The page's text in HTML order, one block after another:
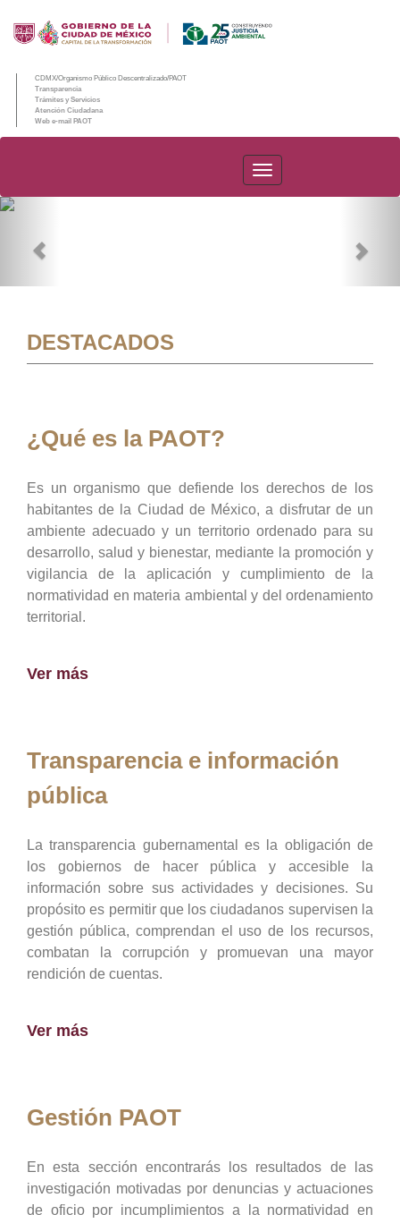
CDMX/Organismo Público Descentralizado/PAOT
Transparencia
Trámites y Servicios
Atención Ciudadana
Web e-mail PAOT
PAOT
DESTACADOS
¿Qué es la PAOT?
Es un organismo que defiende los derechos de los
habitantes de la Ciudad de México, a disfrutar de un
ambiente adecuado y un territorio ordenado para su
desarrollo, salud y bienestar, mediante la promoción y
vigilancia de la aplicación y cumplimiento de la
normatividad en materia ambiental y del ordenamiento
territorial.
Ver más
Transparencia e información
pública
La transparencia gubernamental es la obligación de
los gobiernos de hacer pública y accesible la
información sobre sus actividades y decisiones. Su
propósito es permitir que los ciudadanos supervisen la
gestión pública, comprendan el uso de los recursos,
combatan la corrupción y promuevan una mayor
rendición de cuentas.
Ver más
Gestión PAOT
En esta sección encontrarás los resultados de las
investigación motivadas por denuncias y actuaciones
de oficio por incumplimientos a la normatividad en